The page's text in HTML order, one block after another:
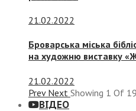
21.02.2022
Броварська міська
на художню виставку
21.02.2022
Prev Next Showing 1 Of 19
ВІДЕО